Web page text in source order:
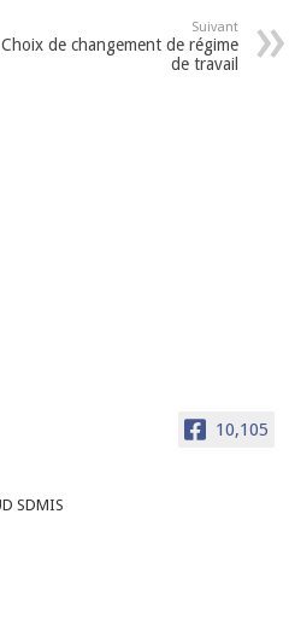
Suivant
Choix de changement de régime
de travail
10,105
SDMIS